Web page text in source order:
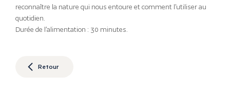
reconnaître la nature qui nous entoure et comment l’utiliser au
quotidien.
Durée de l’alimentation : 30 minutes.
Retour